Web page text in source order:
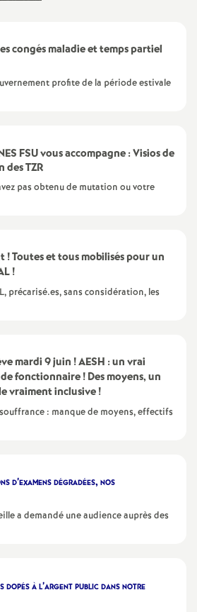
u
s
congés maladie et temps partiel
profite de la période estivale
FSU vous accompagne : Visios de
TZR
pas obtenu de mutation ou votre
! Toutes et tous mobilisés pour un
!
précarisé.es, sans considération, les
mardi 9 juin ! AESH : un vrai
fonctionnaire! Des moyens, un
vraiment inclusive!
: manque de moyens, effectifs
d’examens dégradées, nos
a demandé une audience auprès des
dopés à l’argent public dans notre